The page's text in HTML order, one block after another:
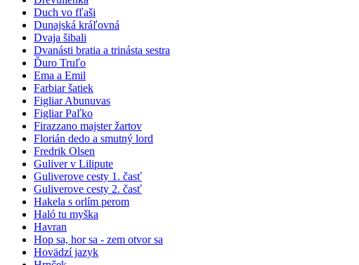
Duch vo fľaši
Dunajská kráľovná
Dvaja šibali
Dvanásti bratia a trinásta sestra
Ďuro Truľo
Ema a Emil
Farbiar šatiek
Figliar Abunuvas
Figliar Paľko
Firazzano majster žartov
Florián dedo a smutný lord
Fredrik Olsen
Guliver v Lilipute
Guliverove cesty 1. časť
Guliverove cesty 2. časť
Hakela s orlím perom
Haló tu myška
Havran
Hop sa, hor sa - zem otvor sa
Hovädzí jazyk